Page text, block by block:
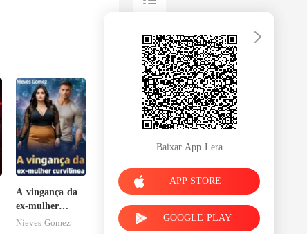
A vingança da
ex-mulher
curvilínea
Nieves Gomez
Baixar App Lera
APP STORE
GOOGLE PLAY